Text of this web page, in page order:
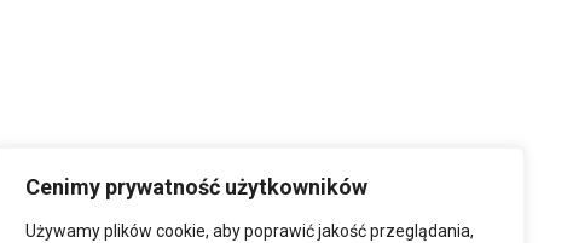
Cenimy prywatność użytkowników
Używamy plików cookie, aby poprawić jakość przeglądania,